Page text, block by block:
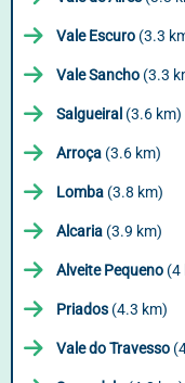
Vale Escuro (3.3
Vale Sancho (3.3
Salgueiral (3.6 km)
Arroça (3.6 km)
Lomba (3.8 km)
Alcaria (3.9 km)
Alveite Pequeno (4
Priados (4.3 km)
Vale do Travesso